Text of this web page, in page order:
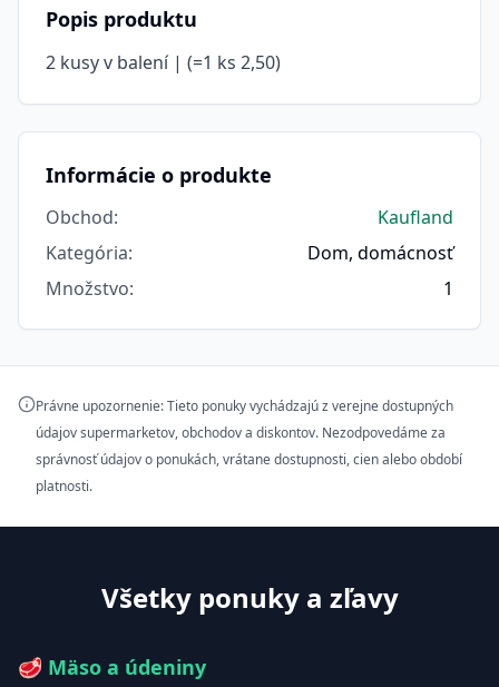
Popis produktu
2 kusy v balení | (=1 ks 2,50)
Informácie o produkte
Obchod:
Kaufland
Kategória:
Dom, domácnosť
Množstvo: 1
Právne upozornenie: Tieto ponuky vychádzajú z verejne dostupných
údajov supermarketov, obchodov a diskontov. Nezodpovedáme za
správnosť údajov o ponukách, vrátane dostupnosti, cien alebo období
platnosti.
Všetky ponuky a zľavy
🥩 Mäso a údeniny